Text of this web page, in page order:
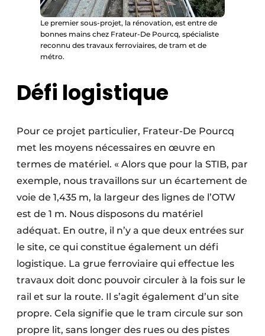
Le premier sous-projet, la rénovation, est entre de
bonnes mains chez Frateur-De Pourcq, spécialiste
reconnu des travaux ferroviaires, de tram et de
métro.
Défi logistique
Pour ce projet particulier, Frateur-De Pourcq
met les moyens nécessaires en œuvre en
termes de matériel. « Alors que pour la STIB, par
exemple, nous travaillons sur un écartement de
voie de 1,435 m, la largeur des lignes de l’OTW
est de 1 m. Nous disposons du matériel
adéquat. En outre, il n’y a que deux entrées sur
le site, ce qui constitue également un défi
logistique. La grue ferroviaire qui effectue les
travaux doit donc pouvoir circuler à la fois sur le
rail et sur la route. Il s’agit également d’un site
propre. Cela signifie que le tram circule sur son
propre lit, sans longer des rues ou des pistes